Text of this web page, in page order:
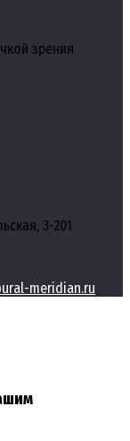
зрения
3-201
meridian.ru